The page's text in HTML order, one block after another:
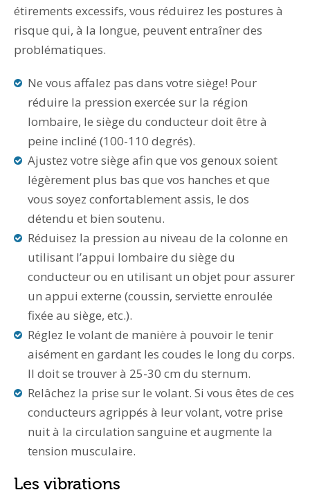
étirements excessifs, vous réduirez les postures à
risque qui, à la longue, peuvent entraîner des
problématiques.
Ne vous affalez pas dans votre siège! Pour
réduire la pression exercée sur la région
lombaire, le siège du conducteur doit être à
peine incliné (100-110 degrés).
Ajustez votre siège afin que vos genoux soient
légèrement plus bas que vos hanches et que
vous soyez confortablement assis, le dos
détendu et bien soutenu.
Réduisez la pression au niveau de la colonne en
utilisant l’appui lombaire du siège du
conducteur ou en utilisant un objet pour assurer
un appui externe (coussin, serviette enroulée
fixée au siège, etc.).
Réglez le volant de manière à pouvoir le tenir
aisément en gardant les coudes le long du corps.
Il doit se trouver à 25-30 cm du sternum.
Relâchez la prise sur le volant. Si vous êtes de ces
conducteurs agrippés à leur volant, votre prise
nuit à la circulation sanguine et augmente la
tension musculaire.
Les vibrations